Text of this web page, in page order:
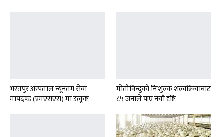
भरतपुर अस्पताल न्यूनतम सेवा
मापदण्ड (एमएसएस) मा उत्कृष्ट
मोतीविन्दुको निःशुल्क शल्यक्रियाबाट
८५ जनाले पाए नयाँ दृष्टि